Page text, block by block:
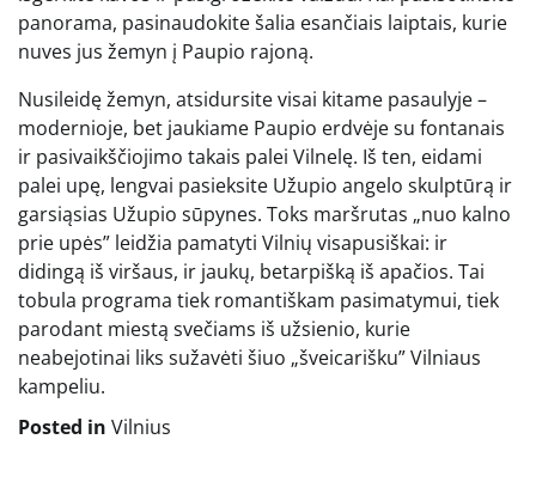
panorama, pasinaudokite šalia esančiais laiptais, kurie
nuves jus žemyn į Paupio rajoną.
Nusileidę žemyn, atsidursite visai kitame pasaulyje –
modernioje, bet jaukiame Paupio erdvėje su fontanais
ir pasivaikščiojimo takais palei Vilnelę. Iš ten, eidami
palei upę, lengvai pasieksite Užupio angelo skulptūrą ir
garsiąsias Užupio sūpynes. Toks maršrutas „nuo kalno
prie upės” leidžia pamatyti Vilnių visapusiškai: ir
didingą iš viršaus, ir jaukų, betarpišką iš apačios. Tai
tobula programa tiek romantiškam pasimatymui, tiek
parodant miestą svečiams iš užsienio, kurie
neabejotinai liks sužavėti šiuo „šveicarišku” Vilniaus
kampeliu.
Posted in Vilnius